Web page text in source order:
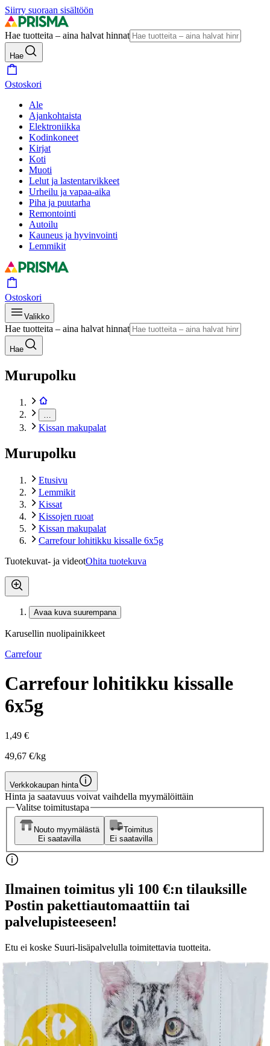
Siirry suoraan sisältöön
Hae tuotteita – aina halvat hinnat
Hae
Ostoskori
Ale
Ajankohtaista
Elektroniikka
Kodinkoneet
Kirjat
Koti
Muoti
Lelut ja lastentarvikkeet
Urheilu ja vapaa-aika
Piha ja puutarha
Remontointi
Autoilu
Kauneus ja hyvinvointi
Lemmikit
Ostoskori
Valikko
Hae tuotteita – aina halvat hinnat
Hae
Murupolku
Kissan makupalat
Murupolku
Etusivu
Lemmikit
Kissat
Kissojen ruoat
Kissan makupalat
Carrefour lohitikku kissalle 6x5g
Tuotekuvat- ja videotOhita tuotekuva
Avaa kuva suurempana
Karusellin nuolipainikkeet
Carrefour
Carrefour lohitikku kissalle
6x5g
1,49 €
49,67 €/kg
Verkkokaupan hinta
Hinta ja saatavuus voivat vaihdella myymälöittäin
Valitse toimitustapa
Nouto myymälästä
Ei saatavilla
Toimitus
Ei saatavilla
Ilmainen toimitus yli 100 €:n tilauksille
Postin pakettiautomaattiin tai
palvelupisteeseen!
Etu ei koske Suuri‑lisäpalvelulla toimitettavia tuotteita.
Tarkista myymäläsaatavuus